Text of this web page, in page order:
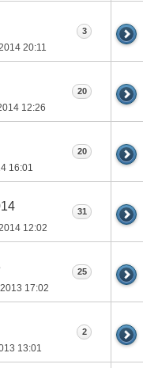
20:11
3
12:26
20
16:01
20
12:02
31
17:02
25
13:01
2